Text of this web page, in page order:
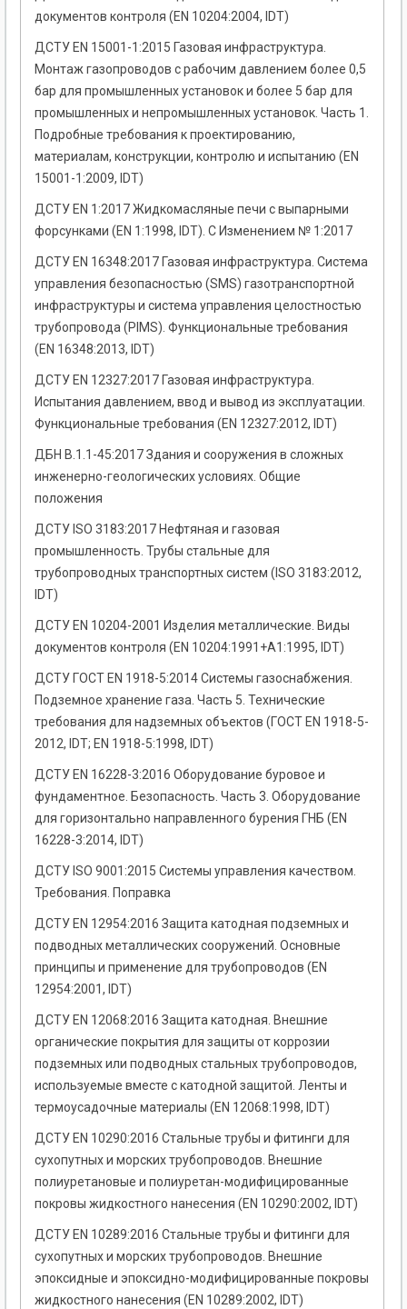
документов контроля (EN 10204:2004, IDT)
ДСТУ EN 15001-1:2015 Газовая инфраструктура.
Монтаж газопроводов с рабочим давлением более 0,5
бар для промышленных установок и более 5 бар для
промышленных и непромышленных установок. Часть 1.
Подробные требования к проектированию,
материалам, конструкции, контролю и испытанию (EN
15001-1:2009, IDT)
ДСТУ EN 1:2017 Жидкомасляные печи с выпарными
форсунками (EN 1:1998, IDT). С Изменением № 1:2017
ДСТУ EN 16348:2017 Газовая инфраструктура. Система
управления безопасностью (SMS) газотранспортной
инфраструктуры и система управления целостностью
трубопровода (PIMS). Функциональные требования
(EN 16348:2013, IDT)
ДСТУ EN 12327:2017 Газовая инфраструктура.
Испытания давлением, ввод и вывод из эксплуатации.
Функциональные требования (EN 12327:2012, IDT)
ДБН В.1.1-45:2017 Здания и сооружения в сложных
инженерно-геологических условиях. Общие
положения
ДСТУ ISO 3183:2017 Нефтяная и газовая
промышленность. Трубы стальные для
трубопроводных транспортных систем (ISO 3183:2012,
IDT)
ДСТУ EN 10204-2001 Изделия металлические. Виды
документов контроля (EN 10204:1991+А1:1995, IDТ)
ДСТУ ГОСТ EN 1918-5:2014 Системы газоснабжения.
Подземное хранение газа. Часть 5. Технические
требования для надземных объектов (ГОСТ EN 1918-5-
2012, IDT; EN 1918-5:1998, IDT)
ДСТУ EN 16228-3:2016 Оборудование буровое и
фундаментное. Безопасность. Часть 3. Оборудование
для горизонтально направленного бурения ГНБ (EN
16228-3:2014, IDT)
ДСТУ ISO 9001:2015 Системы управления качеством.
Требования. Поправка
ДСТУ EN 12954:2016 Защита катодная подземных и
подводных металлических сооружений. Основные
принципы и применение для трубопроводов (EN
12954:2001, IDT)
ДСТУ EN 12068:2016 Защита катодная. Внешние
органические покрытия для защиты от коррозии
подземных или подводных стальных трубопроводов,
используемые вместе с катодной защитой. Ленты и
термоусадочные материалы (EN 12068:1998, IDT)
ДСТУ EN 10290:2016 Стальные трубы и фитинги для
сухопутных и морских трубопроводов. Внешние
полиуретановые и полиуретан-модифицированные
покровы жидкостного нанесения (EN 10290:2002, IDT)
ДСТУ EN 10289:2016 Стальные трубы и фитинги для
сухопутных и морских трубопроводов. Внешние
эпоксидные и эпоксидно-модифицированные покровы
жидкостного нанесения (EN 10289:2002, IDT)